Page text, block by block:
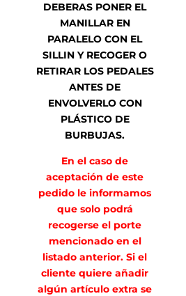
DEBERAS PONER EL
MANILLAR EN
PARALELO CON EL
SILLIN Y RECOGER O
RETIRAR LOS PEDALES
ANTES DE
ENVOLVERLO CON
PLÁSTICO DE
BURBUJAS.
En el caso de
aceptación de este
pedido le informamos
que solo podrá
recogerse el porte
mencionado en el
listado anterior. Si el
cliente quiere añadir
algún artículo extra se